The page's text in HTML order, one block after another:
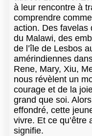
à leur rencontre à
comprendre
action. Des favelas
du Malawi, des
de l’île de Lesbos
amérindiennes
Rene, Mary, Xiu,
nous révèlent un
courage et de la
grand que soi.
effondré, cette
vivre. Et ce qu’être
signifie.